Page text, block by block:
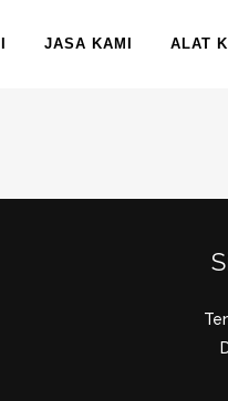
JASA KAMI ALAT